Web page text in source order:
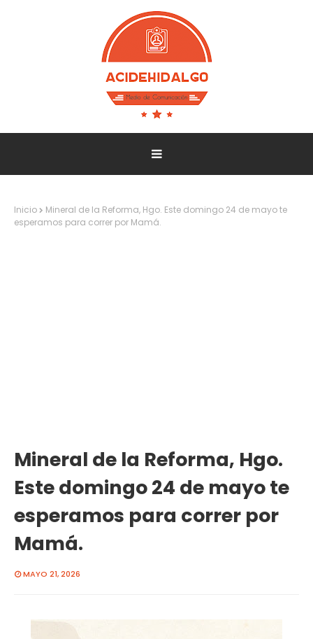
Inicio
Mineral de la Reforma, Hgo. Este domingo 24 de mayo te
esperamos para correr por Mamá.
Mineral de la Reforma, Hgo.
Este domingo 24 de mayo te
esperamos para correr por
Mamá.
MAYO 21, 2026